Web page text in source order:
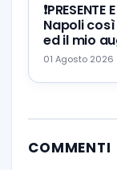
Napoli
ed il mio
01 Agosto 2026
COMMENTI